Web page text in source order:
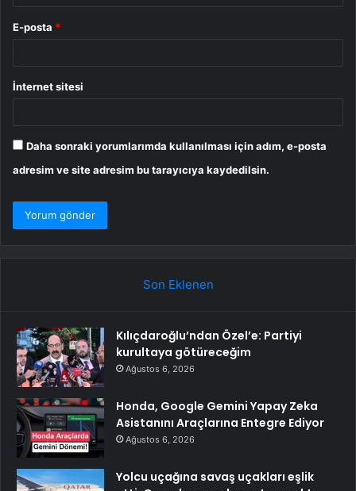
E-posta *
İnternet sitesi
Daha sonraki yorumlarımda kullanılması için adım, e-posta
adresim ve site adresim bu tarayıcıya kaydedilsin.
Son Eklenen
Kılıçdaroğlu’ndan Özel’e: Partiyi
kurultaya götüreceğim
Ağustos 6, 2026
Honda, Google Gemini Yapay Zeka
Asistanını Araçlarına Entegre Ediyor
Ağustos 6, 2026
Yolcu uçağına savaş uçakları eşlik